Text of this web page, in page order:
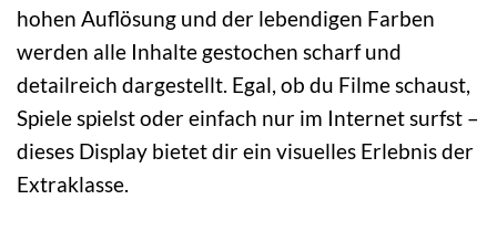
hohen Auflösung und der lebendigen Farben
werden alle Inhalte gestochen scharf und
detailreich dargestellt. Egal, ob du Filme schaust,
Spiele spielst oder einfach nur im Internet surfst –
dieses Display bietet dir ein visuelles Erlebnis der
Extraklasse.